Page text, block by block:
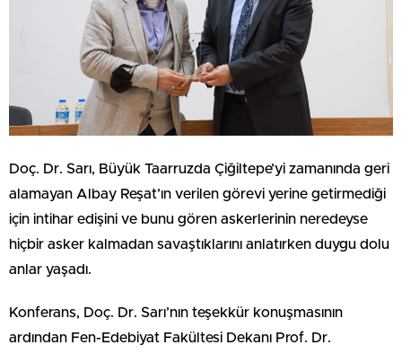
Doç. Dr. Sarı, Büyük Taarruzda Çiğiltepe’yi zamanında geri
alamayan Albay Reşat’ın verilen görevi yerine getirmediği
için intihar edişini ve bunu gören askerlerinin neredeyse
hiçbir asker kalmadan savaştıklarını anlatırken duygu dolu
anlar yaşadı.
Konferans, Doç. Dr. Sarı’nın teşekkür konuşmasının
ardından Fen-Edebiyat Fakültesi Dekanı Prof. Dr.